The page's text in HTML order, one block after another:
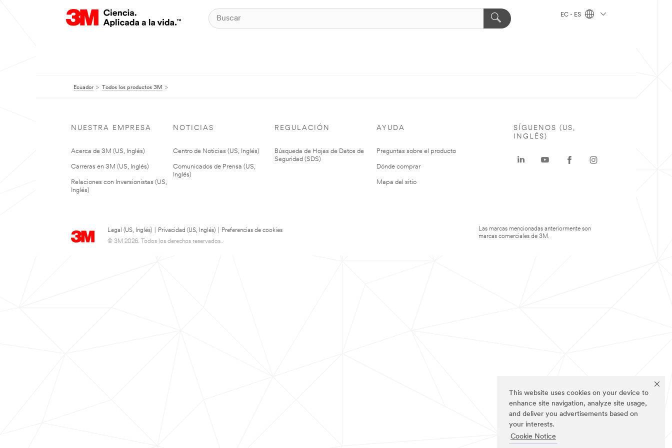
This website uses cookies on your device to
enhance site navigation, analyze site usage,
and deliver you advertisements based on
your interests.
Cookie Notice
EC - ES
Ecuador Todos los productos 3M
NUESTRA EMPRESA
Acerca de 3M (US, Inglés)
Carreras en 3M (US, Inglés)
Relaciones con Inversionistas (US,
Inglés)
NOTICIAS
Centro de Noticias (US, Inglés)
Comunicados de Prensa (US,
Inglés)
REGULACIÓN
Búsqueda de Hojas de Datos de
Seguridad (SDS)
AYUDA
Preguntas sobre el producto
Dónde comprar
Mapa del sitio
Legal (US, Inglés) Privacidad (US, Inglés)
Preferencias de cookies
© 3M 2026. Todos los derechos reservados..
SÍGUENOS (US,
INGLÉS)
Las marcas mencionadas anteriormente son
marcas comerciales de 3M.